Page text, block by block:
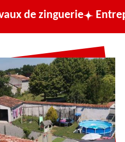
Entreprise de